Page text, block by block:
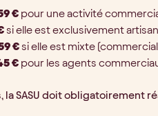
€ pour une activité
si elle est exclusivement
€ si elle est mixte
€ pour les agents
la SASU doit obligatoirement